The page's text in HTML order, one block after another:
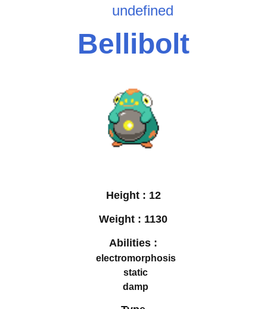
undefined
Bellibolt
Height : 12
Weight : 1130
Abilities :
electromorphosis
static
damp